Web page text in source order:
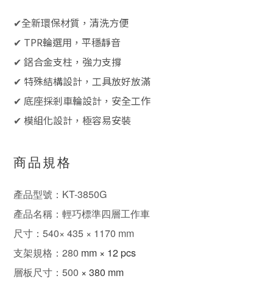
✔全新環保材質，清洗方便
✔ TPR輪選用，平穩靜音
✔ 鋁合金支柱，強力支撐
✔ 特殊結構設計，工具放好放滿
✔ 底座採剎車輪設計，安全工作
✔ 模組化設計，極容易安裝
商品規格
產品型號：KT-3850G
產品名稱：輕巧標準四層工作車
尺寸：540× 435 × 1170 mm
支架規格：280 mm × 12 pcs
層板尺寸：500 × 380 mm